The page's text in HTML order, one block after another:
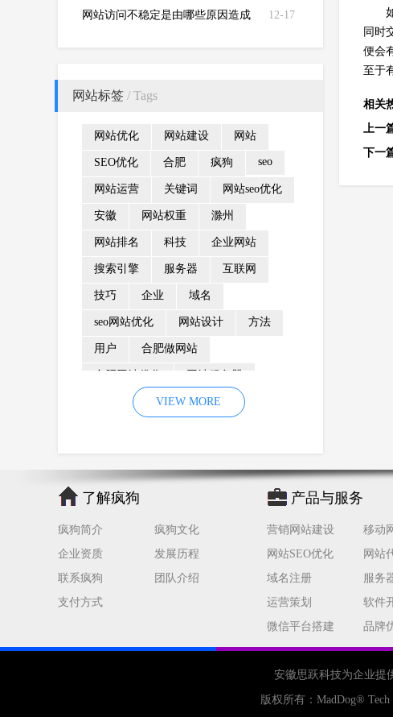
的“性爱大师”
12-17
网站访问不稳定是由哪些原因造成
网站标签 / Tags
网站优化 网站建设 网站
SEO优化 合肥 疯狗 seo
网站运营 关键词 网站seo优化
安徽 网站权重 滁州
网站排名 科技 企业网站
搜索引擎 服务器 互联网
技巧 企业 域名
seo网站优化 网站设计 方法
用户 合肥做网站
优化 网站降权
企业网站建设 效果 页面
网络营销 因素 网络公司
网站流量
百度优化 网站收录
网站seo 专业
VIEW MORE
同时
便会
至于
相关
上一
下一
了解疯狗
疯狗简介
疯狗文化
企业资质
发展历程
联系疯狗
团队介绍
支付方式
产品与服务
营销网站建设
移动
网站SEO优化
网站
域名注册
服务
运营策划
软件
微信平台搭建
品牌
安徽思跃科技为企业提
版权所有： MadDog® Tech